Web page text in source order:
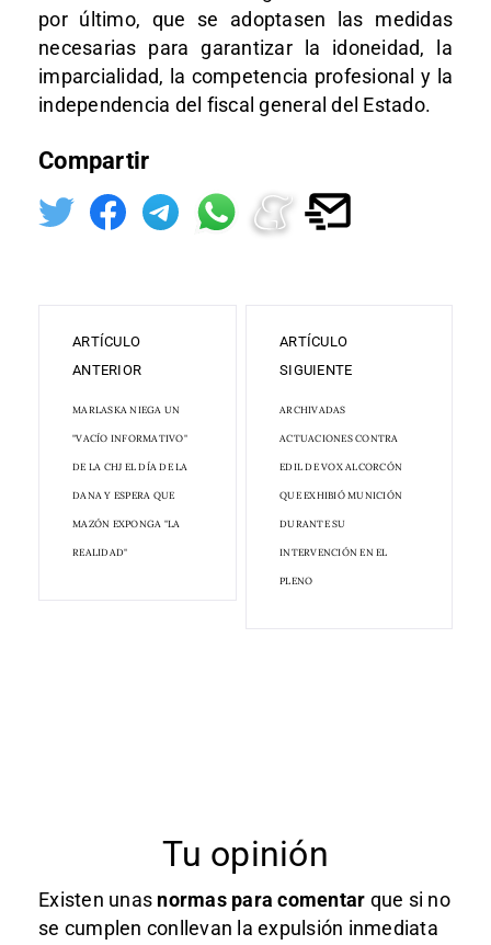
por último, que se adoptasen las medidas
necesarias para garantizar la idoneidad, la
imparcialidad, la competencia profesional y la
independencia del fiscal general del Estado.
Compartir
ARTÍCULO
ANTERIOR
MARLASKA NIEGA UN
"VACÍO INFORMATIVO"
DE LA CHJ EL DÍA DE LA
DANA Y ESPERA QUE
MAZÓN EXPONGA "LA
REALIDAD"
ARTÍCULO
SIGUIENTE
ARCHIVADAS
ACTUACIONES CONTRA
EDIL DE VOX ALCORCÓN
QUE EXHIBIÓ MUNICIÓN
DURANTE SU
INTERVENCIÓN EN EL
PLENO
Tu opinión
Existen unas normas para comentar que si no
se cumplen conllevan la expulsión inmediata